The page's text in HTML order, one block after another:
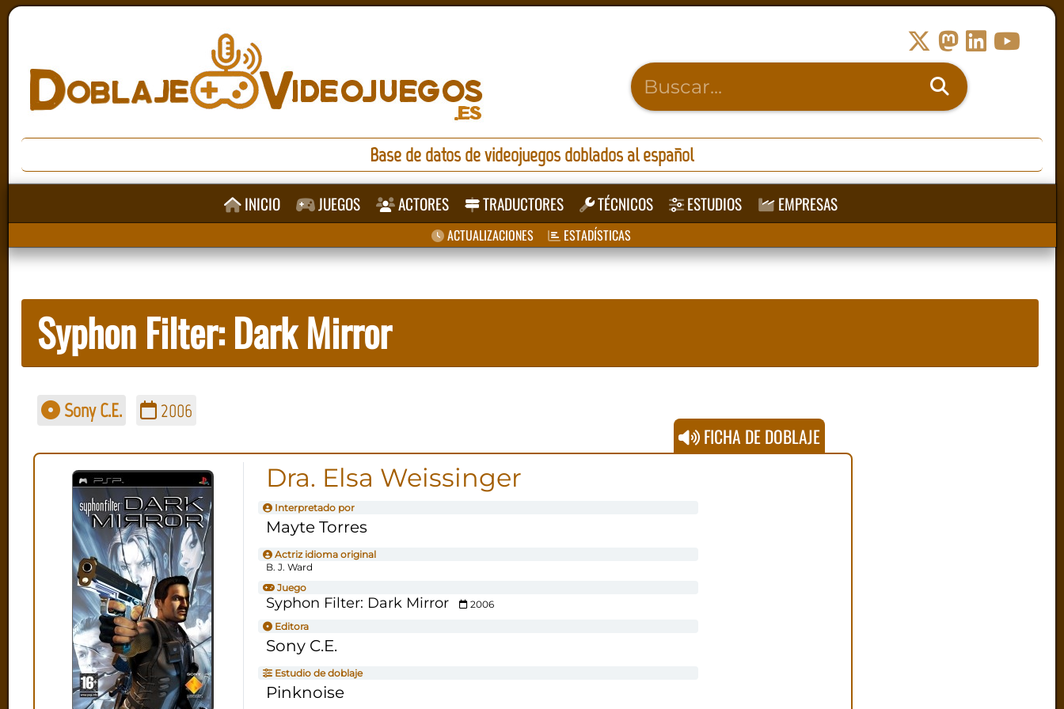
Base de datos de videojuegos doblados al español
INICIO JUEGOS ACTORES TRADUCTORES TÉCNICOS ESTUDIOS EMPRESAS
ACTUALIZACIONES ESTADÍSTICAS
Syphon Filter: Dark Mirror
Sony C.E. 2006
FICHA DE DOBLAJE
Dra. Elsa Weissinger
Interpretado por
Mayte Torres
Actriz idioma original
B. J. Ward
Juego
Syphon Filter: Dark Mirror
2006
Editora
Sony C.E.
Estudio de doblaje
Pinknoise